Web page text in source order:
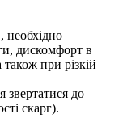
необхідно
дискомфорт в
при різкій
звертатися до
скарг).